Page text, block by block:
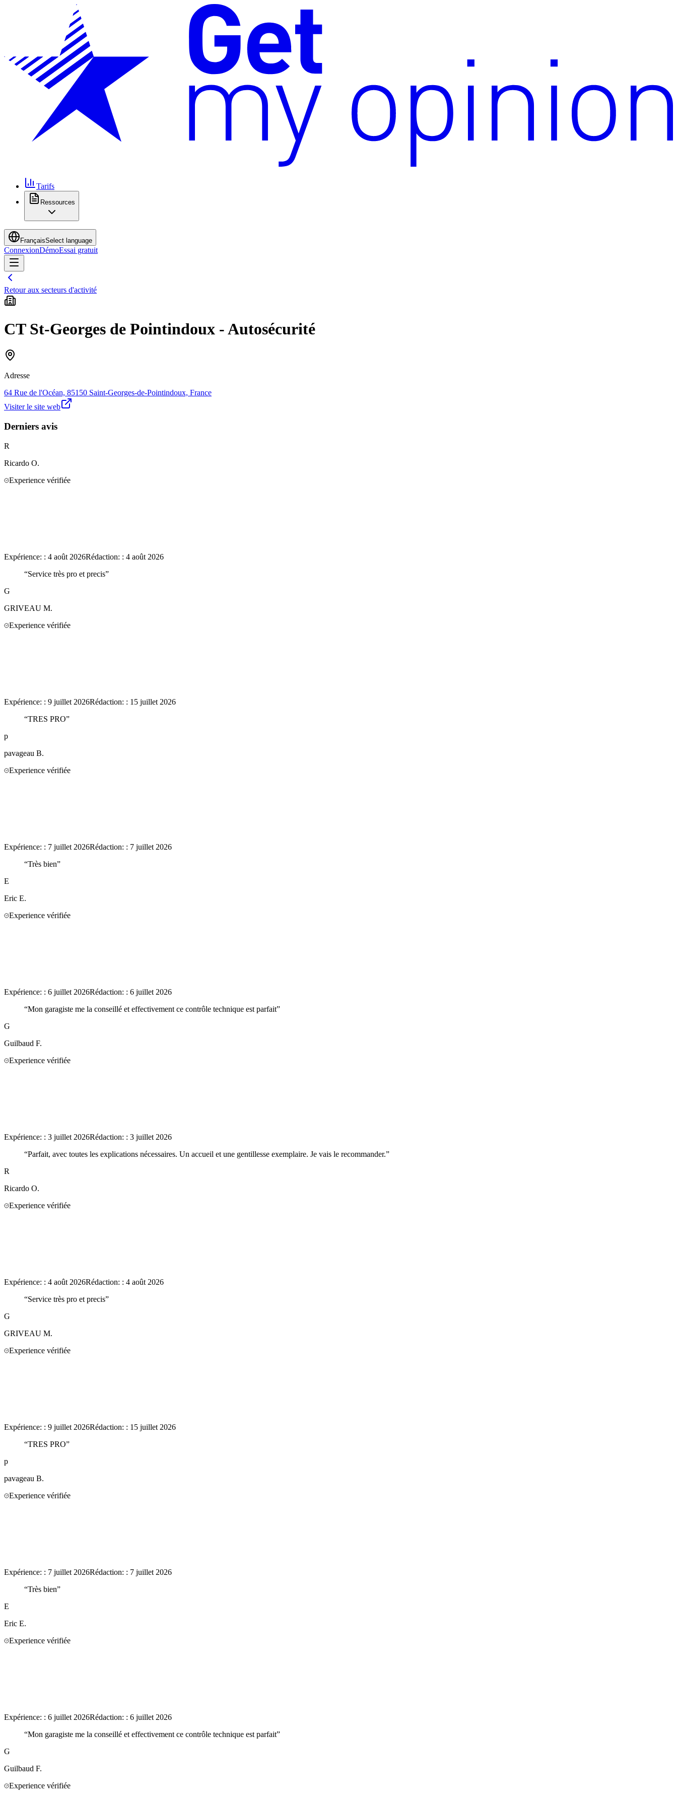
Tarifs
Ressources
FrançaisSelect language
ConnexionDémoEssai gratuit
Retour aux secteurs d'activité
CT St-Georges de Pointindoux - Autosécurité
Adresse
64 Rue de l'Océan, 85150 Saint-Georges-de-Pointindoux, France
Visiter le site web
Derniers avis
R
Ricardo O.
Experience vérifiée
Expérience: : 4 août 2026Rédaction: : 4 août 2026
“Service très pro et precis”
G
GRIVEAU M.
Experience vérifiée
Expérience: : 9 juillet 2026Rédaction: : 15 juillet 2026
“TRES PRO”
p
pavageau B.
Experience vérifiée
Expérience: : 7 juillet 2026Rédaction: : 7 juillet 2026
“Très bien”
E
Eric E.
Experience vérifiée
Expérience: : 6 juillet 2026Rédaction: : 6 juillet 2026
“Mon garagiste me la conseillé et effectivement ce contrôle technique est parfait”
G
Guilbaud F.
Experience vérifiée
Expérience: : 3 juillet 2026Rédaction: : 3 juillet 2026
“Parfait, avec toutes les explications nécessaires. Un accueil et une gentillesse exemplaire. Je vais le recommander.”
R
Ricardo O.
Experience vérifiée
Expérience: : 4 août 2026Rédaction: : 4 août 2026
“Service très pro et precis”
G
GRIVEAU M.
Experience vérifiée
Expérience: : 9 juillet 2026Rédaction: : 15 juillet 2026
“TRES PRO”
p
pavageau B.
Experience vérifiée
Expérience: : 7 juillet 2026Rédaction: : 7 juillet 2026
“Très bien”
E
Eric E.
Experience vérifiée
Expérience: : 6 juillet 2026Rédaction: : 6 juillet 2026
“Mon garagiste me la conseillé et effectivement ce contrôle technique est parfait”
G
Guilbaud F.
Experience vérifiée